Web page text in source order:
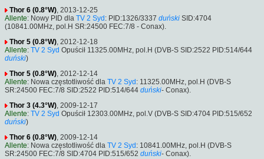
Thor 6 (0.8°W), 2013-12-25
Allente: Nowy PID dla TV 2 Syd : PID:1326/3337 duński SID:4704
(10841.00MHz, pol.H SR:24500 FEC:7/8 - Conax).
Thor 5 (0.8°W), 2012-12-18
Allente: TV 2 Syd Opuścił 11325.00MHz, pol.H (DVB-S SID:2522 PID:514/644
duński)
Thor 5 (0.8°W), 2012-12-14
Allente: Nowa częstotliwość dla TV 2 Syd : 11325.00MHz, pol.H (DVB-S
SR:24500 FEC:7/8 SID:2522 PID:514/644 duński- Conax).
Thor 3 (4.3°W), 2009-12-17
Allente: TV 2 Syd Opuścił 12303.00MHz, pol.V (DVB-S SID:4704 PID:515/652
duński)
Thor 6 (0.8°W), 2009-12-14
Allente: Nowa częstotliwość dla TV 2 Syd : 10841.00MHz, pol.H (DVB-S
SR:24500 FEC:7/8 SID:4704 PID:515/652 duński- Conax).